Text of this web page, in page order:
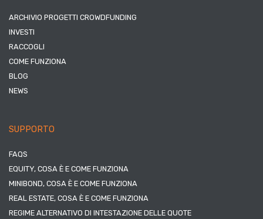
ARCHIVIO PROGETTI CROWDFUNDING
INVESTI
RACCOGLI
COME FUNZIONA
BLOG
NEWS
SUPPORTO
FAQS
EQUITY, COSA È E COME FUNZIONA
MINIBOND, COSA È E COME FUNZIONA
REAL ESTATE, COSA È E COME FUNZIONA
REGIME ALTERNATIVO DI INTESTAZIONE DELLE QUOTE